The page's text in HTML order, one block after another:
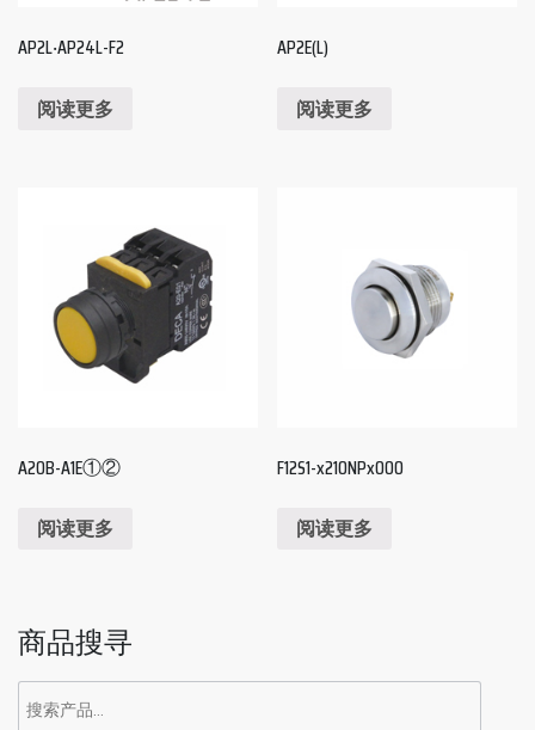
AP2L‧AP24L-F2
阅读更多
AP2E(L)
阅读更多
A20B-A1E①②
阅读更多
F12S1-x210NPx000
阅读更多
商品搜寻